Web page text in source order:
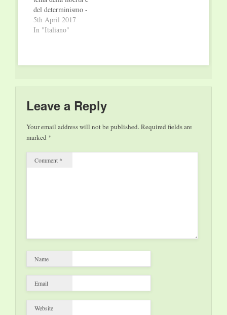
chrome://newtabhttp//www.settimanadellaricerca.com/edizione-
2012/
del determinismo -
concezione secondo
cui tutti i fenomeni
letti da Achille
Occhetto nel corso…
5th April 2017
In "Italiano"
Leave a Reply
Your email address will not be published.Required fields are
marked *
Comment *
Name
Email
Website